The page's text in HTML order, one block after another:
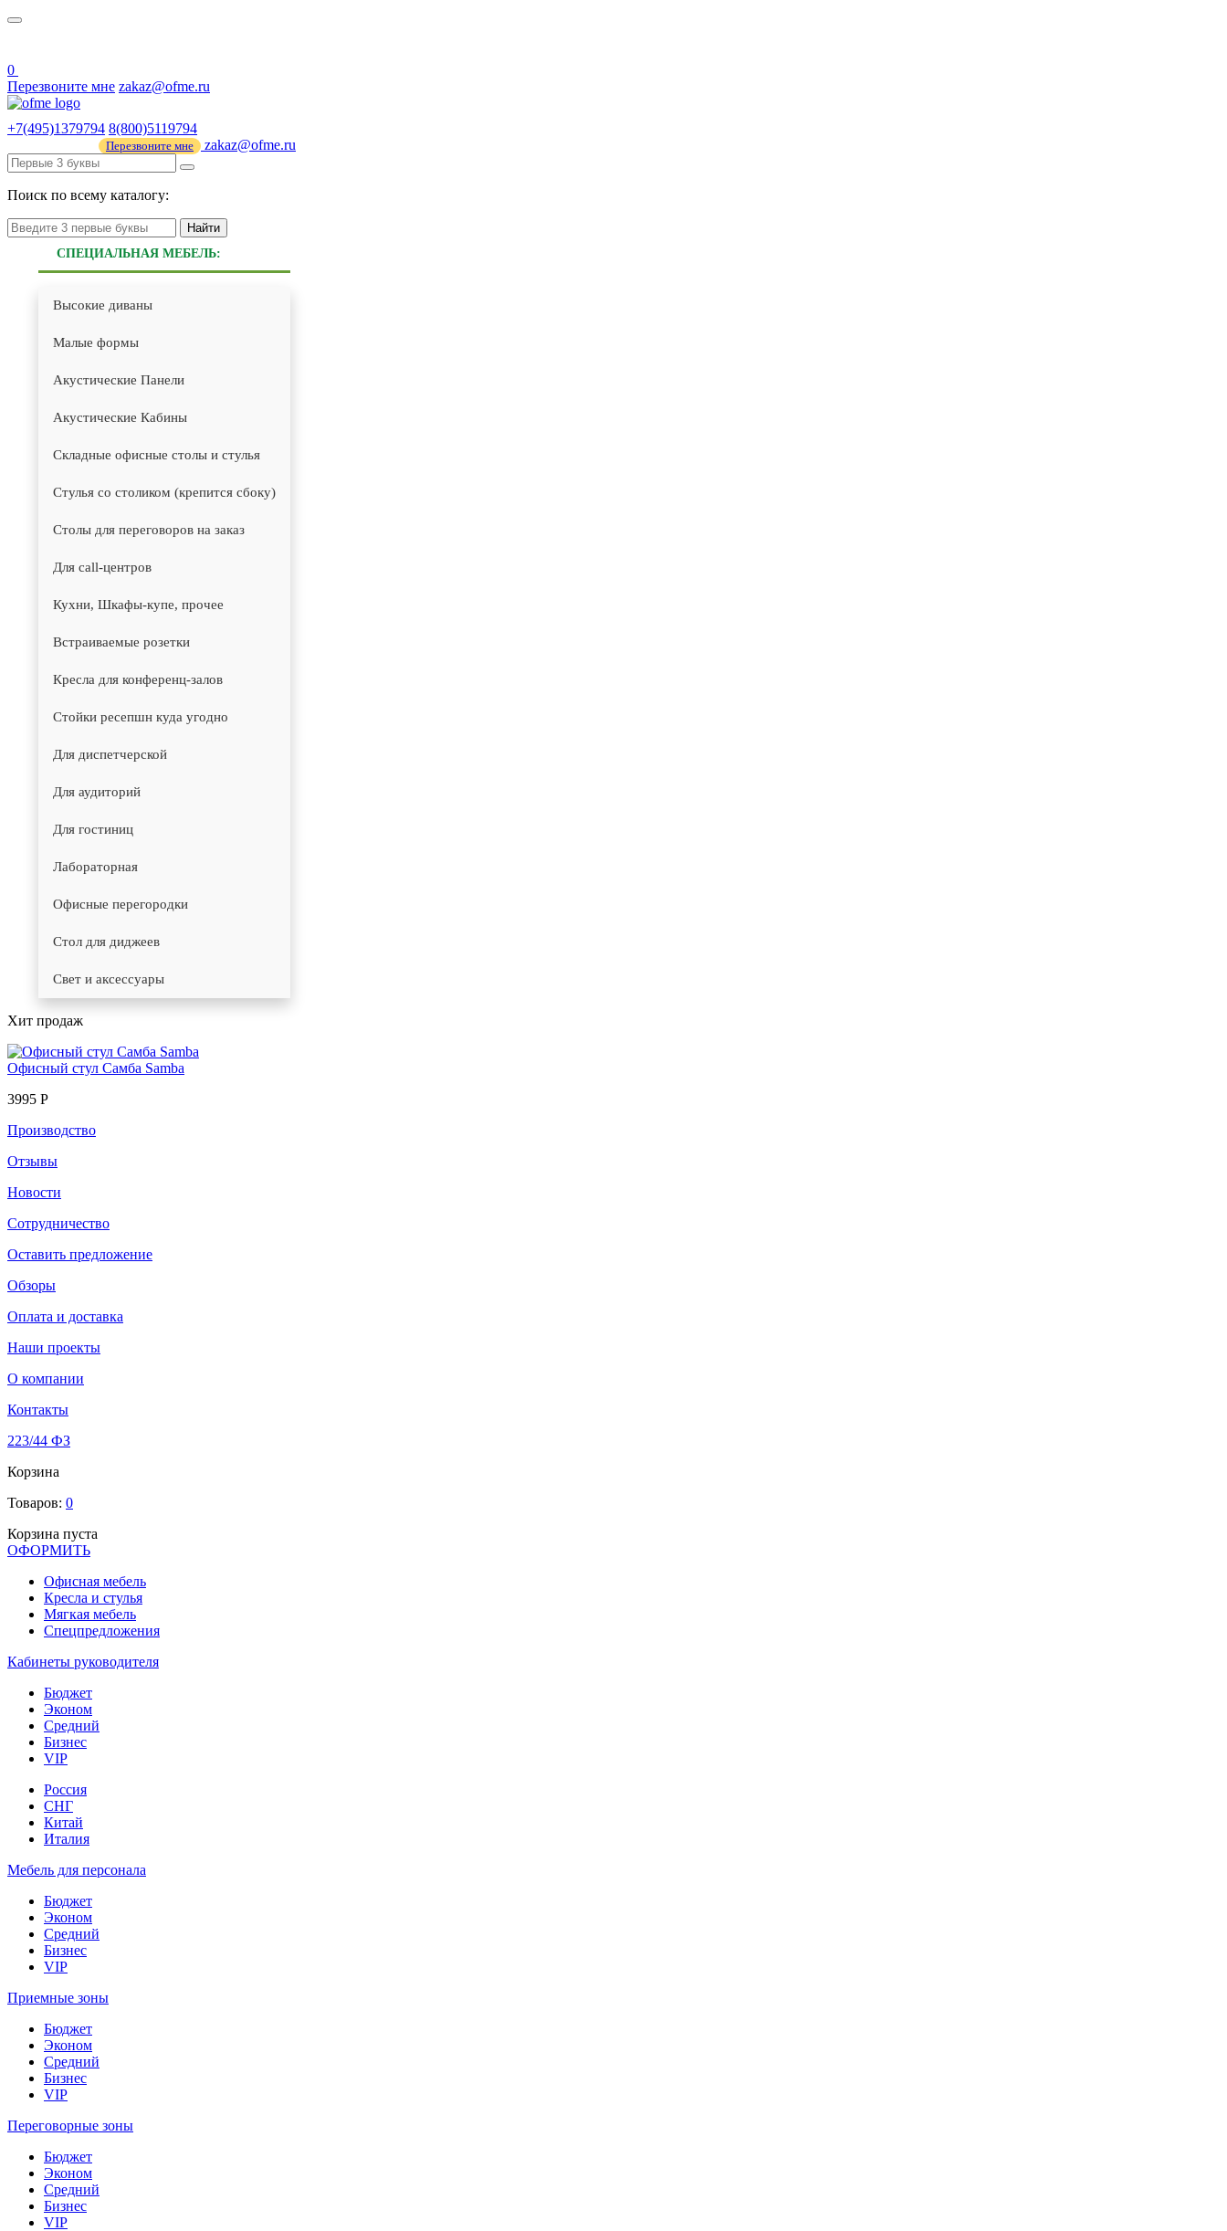
0
Перезвоните мне zakaz@ofme.ru
+7(495)1379794 8(800)5119794
Перезвоните мне zakaz@ofme.ru
Поиск по всему каталогу:
Найти
СПЕЦИАЛЬНАЯ МЕБЕЛЬ:
Высокие диваны
Малые формы
Акустические Панели
Акустические Кабины
Складные офисные столы и стулья
Стулья со столиком (крепится сбоку)
Столы для переговоров на заказ
Для call-центров
Кухни, Шкафы-купе, прочее
Встраиваемые розетки
Кресла для конференц-залов
Стойки ресепшн куда угодно
Для диспетчерской
Для аудиторий
Для гостиниц
Лабораторная
Офисные перегородки
Стол для диджеев
Свет и аксессуары
Хит продаж
Офисный стул Самба Samba
3995 Р
Производство
Отзывы
Новости
Сотрудничество
Оставить предложение
Обзоры
Оплата и доставка
Наши проекты
О компании
Контакты
223/44 ФЗ
Корзина
Товаров: 0
Корзина пуста
ОФОРМИТЬ
Офиcная мебель
Кресла и стулья
Мягкая мебель
Спецпредложения
Кабинеты руководителя
Бюджет
Эконом
Средний
Бизнес
VIP
Россия
СНГ
Китай
Италия
Мебель для персонала
Бюджет
Эконом
Средний
Бизнес
VIP
Приемные зоны
Бюджет
Эконом
Средний
Бизнес
VIP
Переговорные зоны
Бюджет
Эконом
Средний
Бизнес
VIP